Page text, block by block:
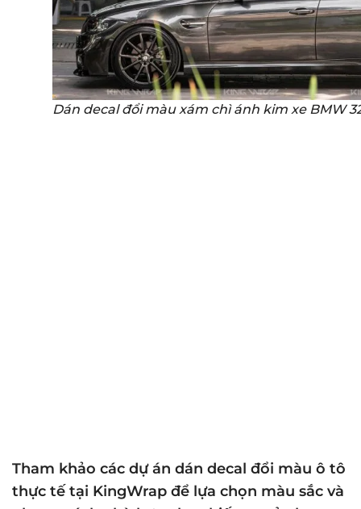
Dán decal đổi màu xám chì ánh kim xe BMW
Tham khảo các dự án dán decal đổi màu ô tô
thực tế tại KingWrap để lựa chọn màu sắc và